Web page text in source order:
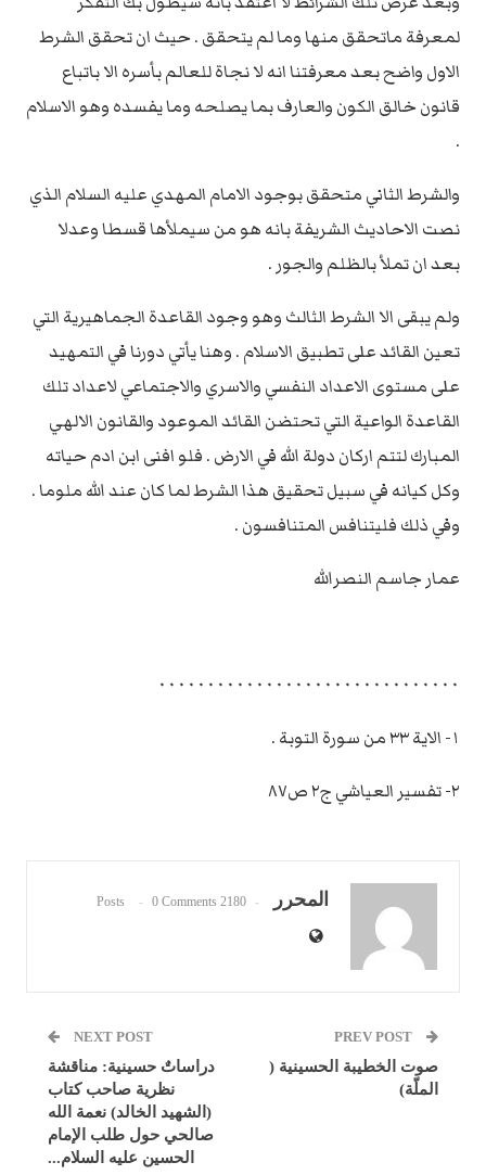
لمعرفة ماتحقق منها وما لم يتحقق . حيث ان تحقق الشرط
الاول واضح بعد معرفتنا انه لا نجاة للعالم بأسره الا باتباع
قانون خالق الكون والعارف بما يصلحه وما يفسده وهو الاسلام
.
والشرط الثاني متحقق بوجود الامام المهدي عليه السلام الذي
نصت الاحاديث الشريفة بانه هو من سيملأها قسطا وعدلا
بعد ان تملأ بالظلم والجور .
ولم يبقى الا الشرط الثالث وهو وجود القاعدة الجماهيرية التي
تعين القائد على تطبيق الاسلام . وهنا يأتي دورنا في التمهيد
على مستوى الاعداد النفسي والاسري والاجتماعي لاعداد تلك
القاعدة الواعية التي تحتضن القائد الموعود والقانون الالهي
المبارك لتتم اركان دولة الله في الارض . فلو افنى ابن ادم حياته
وكل كيانه في سبيل تحقيق هذا الشرط لما كان عند الله ملوما .
وفي ذلك فليتنافس المتنافسون .
عمار جاسم النصرالله
٠٠٠٠٠٠٠٠٠٠٠٠٠٠٠٠٠٠٠٠٠٠٠٠٠٠٠٠٠٠٠
١- الاية ٣٣ من سورة التوبة .
٢- تفسير العياشي ج٢ ص٨٧
المحرر 2180 Posts
0 Comments
صوت الخطيبة الحسينية (
الملّة)
NEXT POST
دراساتٌ حسينية: مناقشة
نظرية صاحب كتاب
(الشهيد الخالد) نعمة الله
صالحي حول طلب الإمام
الحسين عليه السلام...